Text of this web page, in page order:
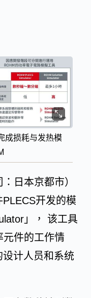
成损耗与发热模
日本京都市）
开发的模
」， 该工具
元件的工作情
计人员和系统